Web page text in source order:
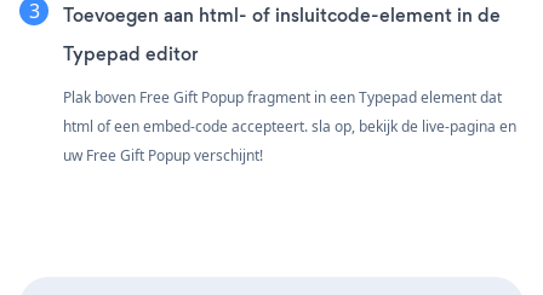
Toevoegen aan html- of insluitcode-element in de
Typepad editor
Plak boven Free Gift Popup fragment in een Typepad element dat
html of een embed-code accepteert. sla op, bekijk de live-pagina en
uw Free Gift Popup verschijnt!